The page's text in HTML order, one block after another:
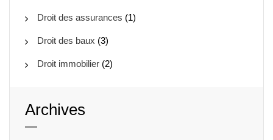
Droit des assurances (1)
Droit des baux (3)
Droit immobilier (2)
Archives